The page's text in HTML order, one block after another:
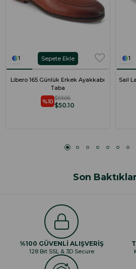
1
Libero 165 Günlük Erkek Ayakkabı
Taba
%10 $50.10
$55.66
Sepete Ekle 1
Sail
Son
%100 GÜVENLİ ALIŞVERİŞ
128 Bit SSL & 3D Secure